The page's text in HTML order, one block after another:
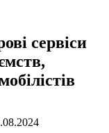
сервіси